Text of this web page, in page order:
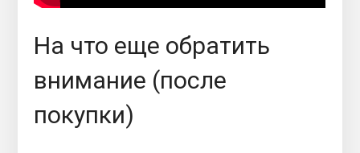
На что еще обратить
внимание (после
покупки)